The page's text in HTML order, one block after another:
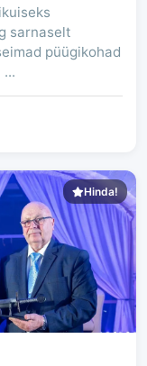
sarnaselt
püügikohad
Hinda!